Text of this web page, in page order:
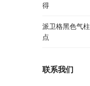
得
派卫格黑色气
点
联系我们